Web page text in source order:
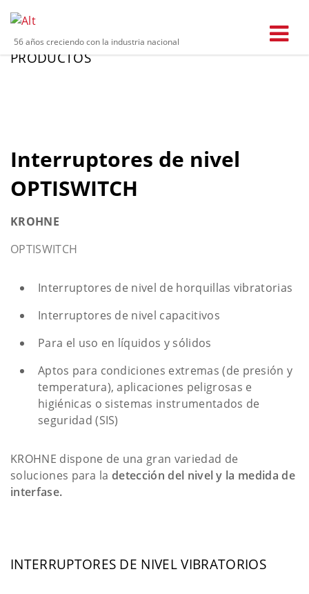
56 años creciendo con la industria nacional
PRODUCTOS
Interruptores de nivel
OPTISWITCH
KROHNE
OPTISWITCH
Interruptores de nivel de horquillas vibratorias
Interruptores de nivel capacitivos
Para el uso en líquidos y sólidos
Aptos para condiciones extremas (de presión y
temperatura), aplicaciones peligrosas e
higiénicas o sistemas instrumentados de
seguridad (SIS)
KROHNE dispone de una gran variedad de
soluciones para ladetección del nivel y la medida de
interfase.
INTERRUPTORES DE NIVEL VIBRATORIOS